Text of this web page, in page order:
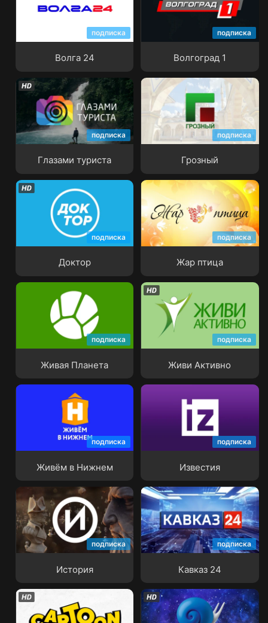
подписка
Волга 24
подписка
Волгоград 1
подписка
Глазами туриста
Глазами туриста
подписка
Грозный
Грозный
подписка
Доктор
подписка
Жар птица
Жар птица
подписка
Живая Планета
Живая Планета
подписка
Живи Активно
подписка
Живём в Нижнем
Живём в Нижнем
подписка
Известия
подписка
История
История
подписка
Кавказ 24
Кавказ 24